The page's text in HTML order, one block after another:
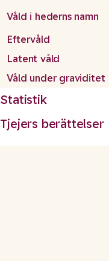
Våld i hederns namn
Eftervåld
Latent våld
Våld under graviditet
Statistik
Tjejers berättelser